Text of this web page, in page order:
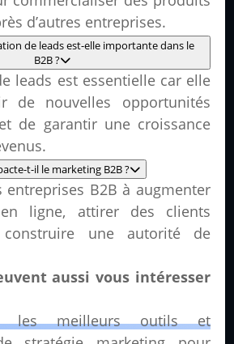
d’autres entreprises.
de leads est-elle importante dans le
B2B ?
leads est essentielle car elle
de nouvelles opportunités
de garantir une croissance
t-il le marketing B2B ?
entreprises B2B à augmenter
ligne, attirer des clients
une autorité de
aussi vous intéresser
les meilleurs outils et